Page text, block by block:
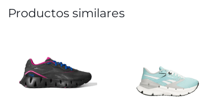
Productos similares